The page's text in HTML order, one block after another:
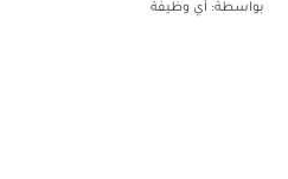
بواسطة: أي وظيفة